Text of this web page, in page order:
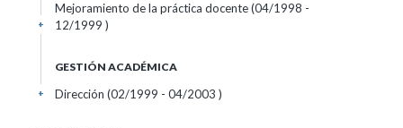
Mejoramiento de la práctica docente (04/1998 -
12/1999 )
+
GESTIÓN ACADÉMICA
Dirección (02/1999 - 04/2003 )
+